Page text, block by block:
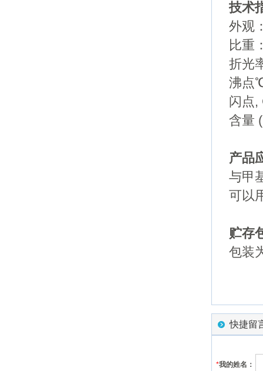
技术
外观
比重
折光
沸点
闪点,
含量
产品
与甲
可以
贮存
包装
快捷留
*我的姓名：